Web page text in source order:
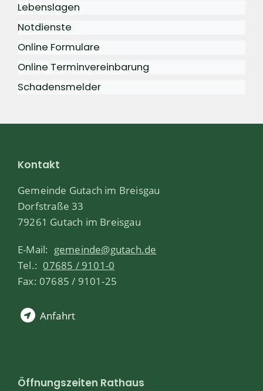
Lebenslagen
Notdienste
Online Formulare
Online Terminvereinbarung
Schadensmelder
Kontakt
Gemeinde Gutach im Breisgau
Dorfstraße 33
79261 Gutach im Breisgau
E-Mail: gemeinde@gutach.de
Tel.: 07685 / 9101-0
Fax: 07685 / 9101-25
Anfahrt
Öffnungszeiten Rathaus